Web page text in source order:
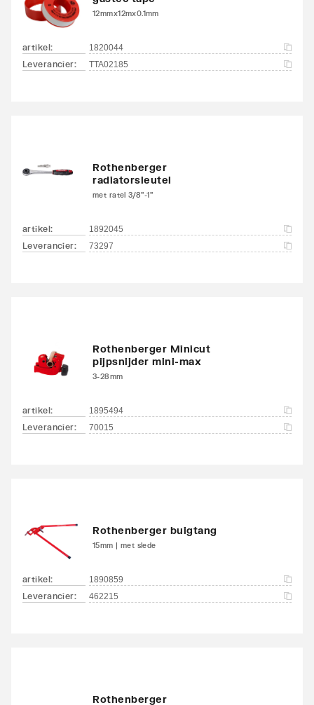
12mmx12mx0.1mm
artikel: 1820044
Leverancier: TTA02185
Rothenberger
radiatorsleutel
met ratel 3/8"-1"
artikel: 1892045
Leverancier: 73297
Rothenberger Minicut
pijpsnijder mini-max
3-28mm
artikel: 1895494
Leverancier: 70015
Rothenberger buigtang
15mm | met slede
artikel: 1890859
Leverancier: 462215
Rothenberger